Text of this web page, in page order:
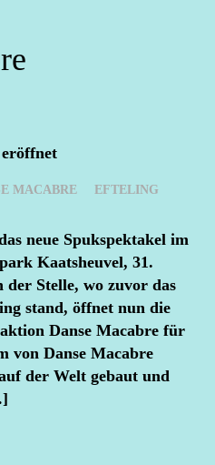
MACABRE
EFTELING
neue Spukspektakel im
Kaatsheuvel, 31.
der Stelle, wo zuvor das
stand, öffnet nun die
Danse Macabre für
von Danse Macabre
der Welt gebaut und